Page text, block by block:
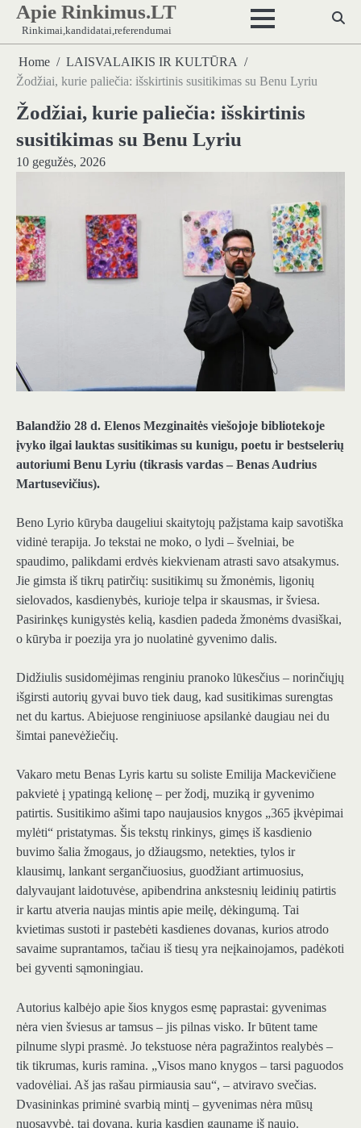
Skip
content
Apie Rinkimus.LT
Rinkimai,kandidatai,referendumai
Home
LAISVALAIKIS IR KULTŪRA
Žodžiai, kurie paliečia: išskirtinis susitikimas su Benu Lyriu
Žodžiai, kurie paliečia: išskirtinis
susitikimas su Benu Lyriu
10 gegužės, 2026
Balandžio 28 d. Elenos Mezginaitės viešojoje bibliotekoje
įvyko ilgai lauktas susitikimas su kunigu, poetu ir bestselerių
autoriumi Benu Lyriu (tikrasis vardas – Benas Audrius
Martusevičius).
Beno Lyrio kūryba daugeliui skaitytojų pažįstama kaip savotiška
vidinė terapija. Jo tekstai ne moko, o lydi – švelniai, be
spaudimo, palikdami erdvės kiekvienam atrasti savo atsakymus.
Jie gimsta iš tikrų patirčių: susitikimų su žmonėmis, ligonių
sielovados, kasdienybės, kurioje telpa ir skausmas, ir šviesa.
Pasirinkęs kunigystės kelią, kasdien padeda žmonėms dvasiškai,
o kūryba ir poezija yra jo nuolatinė gyvenimo dalis.
Didžiulis susidomėjimas renginiu pranoko lūkesčius – norinčiųjų
išgirsti autorių gyvai buvo tiek daug, kad susitikimas surengtas
net du kartus. Abiejuose renginiuose apsilankė daugiau nei du
šimtai panevėžiečių.
Vakaro metu Benas Lyris kartu su soliste Emilija Mackevičiene
pakvietė į ypatingą kelionę – per žodį, muziką ir gyvenimo
patirtis. Susitikimo ašimi tapo naujausios knygos „365 įkvėpimai
mylėti“ pristatymas. Šis tekstų rinkinys, gimęs iš kasdienio
buvimo šalia žmogaus, jo džiaugsmo, netekties, tylos ir
klausimų, lankant sergančiuosius, guodžiant artimuosius,
dalyvaujant laidotuvėse, apibendrina ankstesnių leidinių patirtis
ir kartu atveria naujas mintis apie meilę, dėkingumą. Tai
kvietimas sustoti ir pastebėti kasdienes dovanas, kurios atrodo
savaime suprantamos, tačiau iš tiesų yra neįkainojamos, padėkoti
bei gyventi sąmoningiau.
Autorius kalbėjo apie šios knygos esmę paprastai: gyvenimas
nėra vien šviesus ar tamsus – jis pilnas visko. Ir būtent tame
pilnume slypi prasmė. Jo tekstuose nėra pagražintos realybės –
tik tikrumas, kuris ramina. „Visos mano knygos – tarsi paguodos
vadovėliai. Aš jas rašau pirmiausia sau“, – atviravo svečias.
Dvasininkas priminė svarbią mintį – gyvenimas nėra mūsų
nuosavybė, tai dovana, kurią kasdien gauname iš naujo.